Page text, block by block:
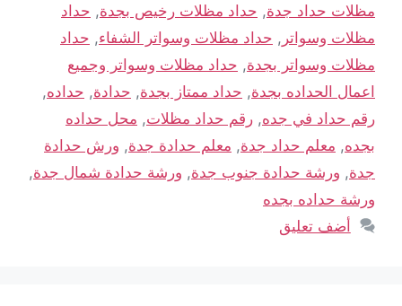
مظلات حداد جدة, حداد مظلات رخيص بجدة, حداد
مظلات وسواتر , حداد مظلات وسواتر الشفاء, حداد
مظلات وسواتر بجدة, حداد مظلات وسواتر وجميع
اعمال الحداده بجدة, حداد ممتاز بجدة, حدادة, حداده,
رقم حداد في جده, رقم حداد مظلات, محل حداده
بجده, معلم حداد جدة, معلم حدادة جدة, ورش حدادة
جدة, ورشة حدادة جنوب جدة, ورشة حدادة شمال جدة,
ورشة حداده بجده
أضف تعليق